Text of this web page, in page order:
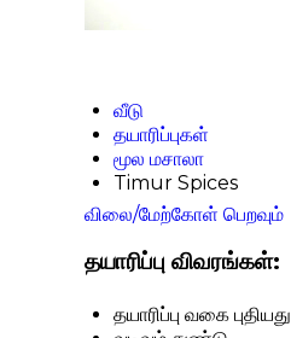
வீடு
தயாரிப்புகள்
மூல மசாலா
Timur Spices
விலை/மேற்கோள் பெறவும்
தயாரிப்பு விவரங்கள்:
தயாரிப்பு வகை புதியது